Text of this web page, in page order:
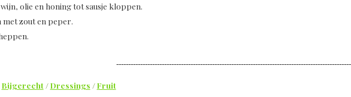
olie en honing tot sausje kloppen.
met zout en peper.
--------------------------------------------------------------------------------------------------
Bijgerecht/Dressings /Fruit